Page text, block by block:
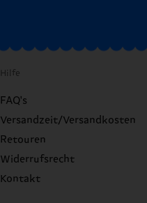
Hilfe
FAQ's
Versandzeit/Versandkosten
Retouren
Widerrufsrecht
Kontakt